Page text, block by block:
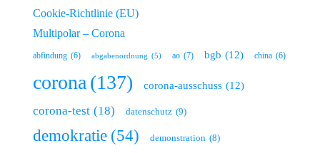
Cookie-Richtlinie (EU)
Multipolar – Corona
abfindung (6) abgabenordnung (5) ao (7) bgb (12) china (6)
corona (137) corona-ausschuss (12)
corona-test (18) datenschutz (9)
demokratie (54) demonstration (8)